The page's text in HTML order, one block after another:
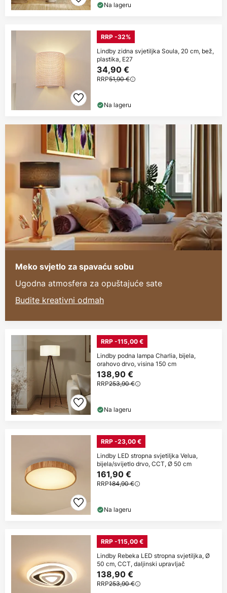
Na lageru
RRP -32%
Lindby zidna svjetiljka Soula, 20 cm, bež,
plastika, E27
34,90 €
RRP51,90 €
Na lageru
Meko svjetlo za spavaću sobu
Ugodna atmosfera za opuštajuće sate
Budite kreativni odmah
RRP -115,00 €
Lindby podna lampa Charlia, bijela,
orahovo drvo, visina 150 cm
138,90 €
RRP253,90 €
Na lageru
RRP -23,00 €
Lindby LED stropna svjetiljka Velua,
bijela/svijetlo drvo, CCT, Ø 50 cm
161,90 €
RRP184,90 €
Na lageru
RRP -115,00 €
Lindby Rebeka LED stropna svjetiljka, Ø
50 cm, CCT, daljinski upravljač
138,90 €
RRP253,90 €